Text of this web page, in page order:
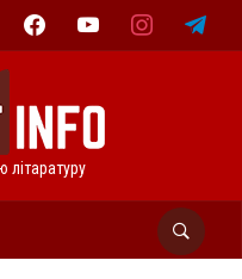
facebookyoutube instagramtelegram
літаратуру